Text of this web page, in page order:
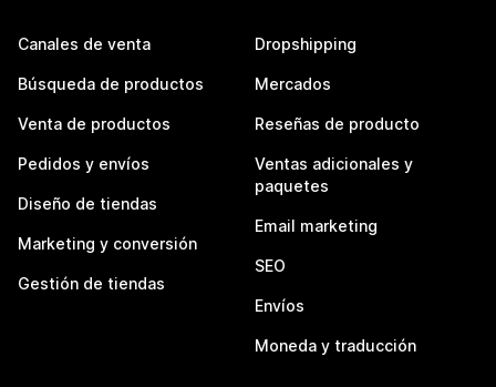
Canales de venta
Búsqueda de productos
Venta de productos
Pedidos y envíos
Diseño de tiendas
Marketing y conversión
Gestión de tiendas
Dropshipping
Mercados
Reseñas de producto
Ventas adicionales y
paquetes
Email marketing
SEO
Envíos
Moneda y traducción